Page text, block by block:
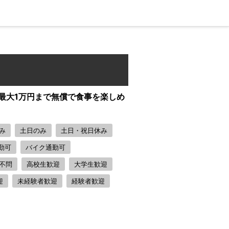
1万円まで無償で食事を楽しめ
土日のみ 土日・祝日休み
可 バイク通勤可
問 高校生歓迎 大学生歓迎
未経験者歓迎 経験者歓迎